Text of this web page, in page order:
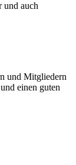
und auch
und Mitgliedern
einen guten